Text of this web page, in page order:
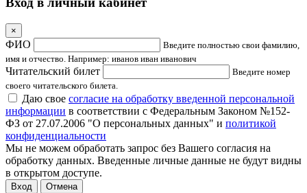
×
ФИО
Введите полностью свои фамилию,
имя и отчество. Например: иванов иван иванович
Читательский билет
Введите номер
своего читательского билета.
Даю свое согласие на обработку введенной персональной
информации в соответствии с Федеральным Законом №152-
ФЗ от 27.07.2006 "О персональных данных" и политикой
конфиденциальности
Мы не можем обработать запрос без Вашего согласия на
обработку данных. Введенные личные данные не будут видны
в открытом доступе.
Отмена